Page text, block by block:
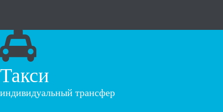
Такси
индивидуальный трансфер